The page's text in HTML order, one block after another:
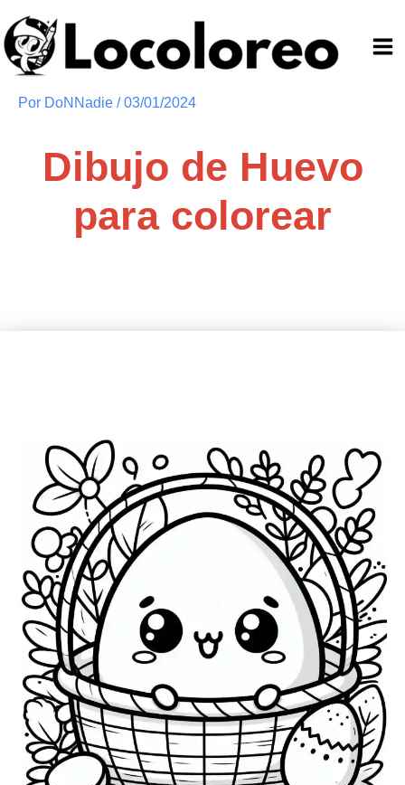
al
contenido
Por DoNNadie /03/01/2024
Dibujo de Huevo
para colorear